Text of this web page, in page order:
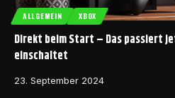
ALLGEMEIN XBOX
Direkt beim Start – Das passiert
einschaltet
23. September 2024